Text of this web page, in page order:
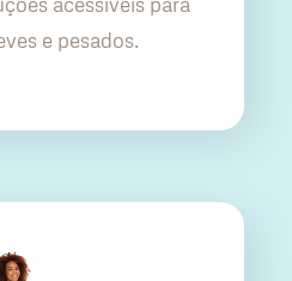
e pesados.